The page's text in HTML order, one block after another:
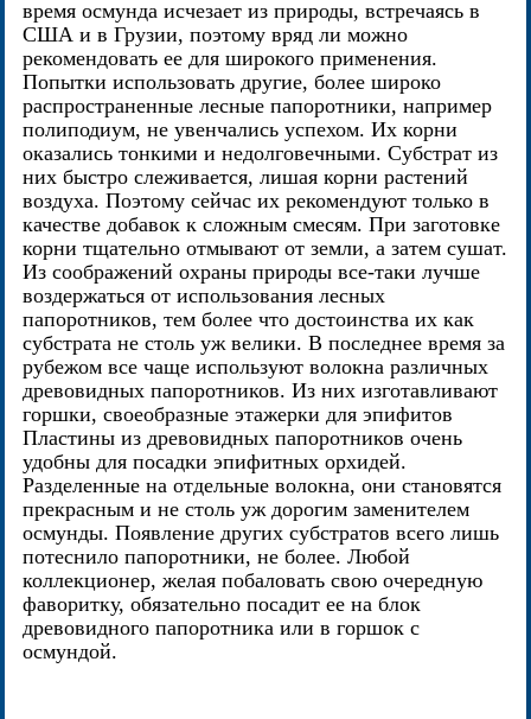
время осмунда исчезает из природы, встречаясь в
США и в Грузии, поэтому вряд ли можно
рекомендовать ее для широкого применения.
Попытки использовать другие, более широко
распространенные лесные папоротники, например
полиподиум, не увенчались успехом. Их корни
оказались тонкими и недолговечными. Субстрат из
них быстро слеживается, лишая корни растений
воздуха. Поэтому сейчас их рекомендуют только в
качестве добавок к сложным смесям. При заготовке
корни тщательно отмывают от земли, а затем сушат.
Из соображений охраны природы все-таки лучше
воздержаться от использования лесных
папоротников, тем более что достоинства их как
субстрата не столь уж велики. В последнее время за
рубежом все чаще используют волокна различных
древовидных папоротников. Из них изготавливают
горшки, своеобразные этажерки для эпифитов
Пластины из древовидных папоротников очень
удобны для посадки эпифитных орхидей.
Разделенные на отдельные волокна, они становятся
прекрасным и не столь уж дорогим заменителем
осмунды. Появление других субстратов всего лишь
потеснило папоротники, не более. Любой
коллекционер, желая побаловать свою очередную
фаворитку, обязательно посадит ее на блок
древовидного папоротника или в горшок с
осмундой.